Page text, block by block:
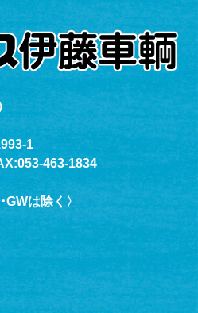
1
463-1834
GWは除く〉